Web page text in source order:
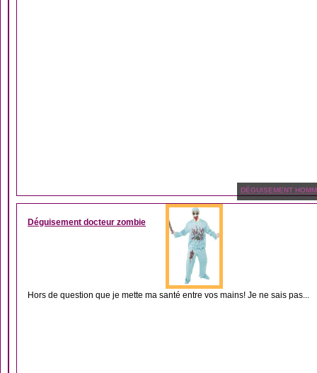
DÉGUISEMENT
Déguisement docteur zombie
Hors de question que je mette ma santé entre vos mains! Je ne sais pas...